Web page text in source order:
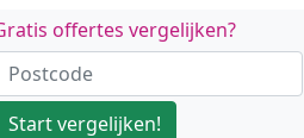
offertes vergelijken?
Start vergelijken!